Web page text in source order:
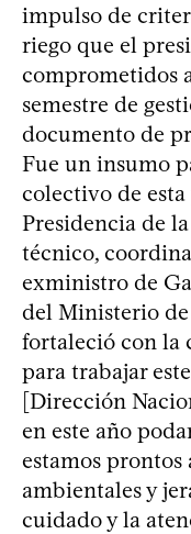
impulso de
riego que el
comprometidos
semestre de
documento de
Fue un insumo
colectivo de
Presidencia de
técnico,
exministro de
del Ministerio de
fortaleció con la
para trabajar
[Dirección
en este año
estamos prontos
ambientales y
cuidado y la